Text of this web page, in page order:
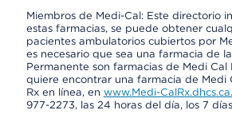
Miembros de Medi-Cal: Este directorio
estas farmacias, se puede obtener
pacientes ambulatorios cubiertos por
es necesario que sea una farmacia de
Permanente son farmacias de Medi
quiere encontrar una farmacia de Medi
Rx en línea, en www.Medi-
977-2273, las 24 horas del día, los 7